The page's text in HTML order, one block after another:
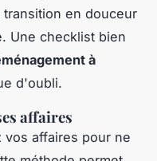
en douceur
Une checklist bien
à
d'oubli.
affaires
vos affaires pour ne